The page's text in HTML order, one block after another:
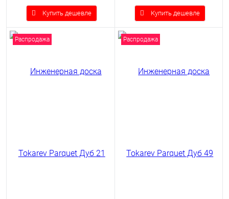
Купить дешевле Купить дешевле
Распродажа Распродажа